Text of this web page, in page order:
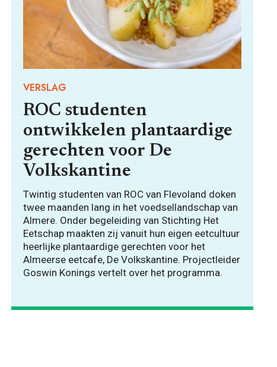
VERSLAG
ROC studenten
ontwikkelen plantaardige
gerechten voor De
Volkskantine
Twintig studenten van ROC van Flevoland doken
twee maanden lang in het voedsellandschap van
Almere. Onder begeleiding van Stichting Het
Eetschap maakten zij vanuit hun eigen eetcultuur
heerlijke plantaardige gerechten voor het
Almeerse eetcafe, De Volkskantine. Projectleider
Goswin Konings vertelt over het programma.